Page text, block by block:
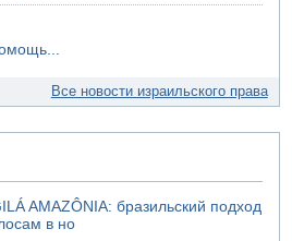
Все новости израильского права
AMAZÔNIA: бразильский подход
в но